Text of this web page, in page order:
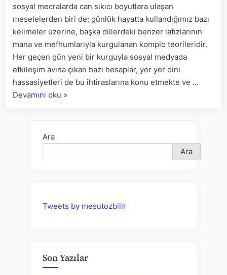
sosyal mecralarda can sıkıcı boyutlara ulaşan
meselelerden biri de; günlük hayatta kullandığımız bazı
kelimeler üzerine, başka dillerdeki benzer lafızlarının
mana ve mefhumlarıyla kurgulanan komplo teorileridir.
Her geçen gün yeni bir kurguyla sosyal medyada
etkileşim avına çıkan bazı hesaplar, yer yer dini
hassasiyetleri de bu ihtiraslarına konu etmekte ve …
Devamını oku “Kelimeler
ve
»
Ara
Ara
Tweets by mesutozbilir
Son Yazılar